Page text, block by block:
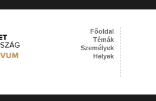
Főoldal
Témák
Személyek
Helyek